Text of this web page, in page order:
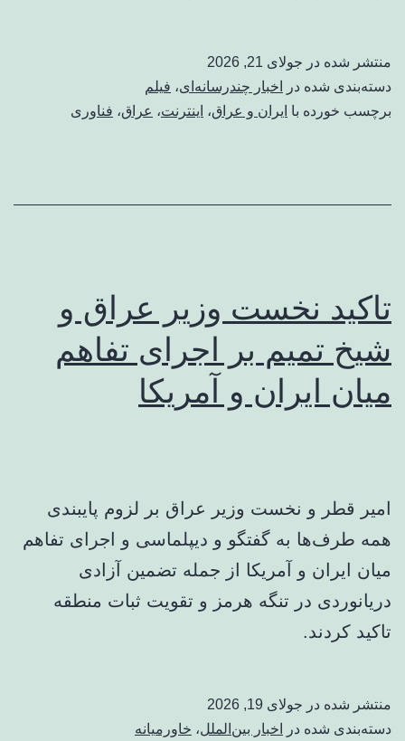
اینترنت
بیش
مسیر
اربعین
ارائه
منتشر شده در جولای 21, 2026
دسته‌بندی شده در
اخبار چندرسانه‌ای، فیلم
برچسب خورده با ایران و عراق، اینترنت، عراق، فناوری
تاکید نخست وزیر عراق و
شیخ تمیم بر اجرای تفاهم
میان ایران و آمریکا
امیر قطر و نخست وزیر عراق بر لزوم پایبندی
همه طرف‌ها به گفتگو و دیپلماسی و اجرای تفاهم
میان ایران و آمریکا از جمله تضمین آزادی
دریانوردی در تنگه هرمز و تقویت ثبات منطقه
تاکید کردند.
منتشر شده در جولای 19, 2026
دسته‌بندی شده در
اخبار بین‌الملل، خاورمیانه